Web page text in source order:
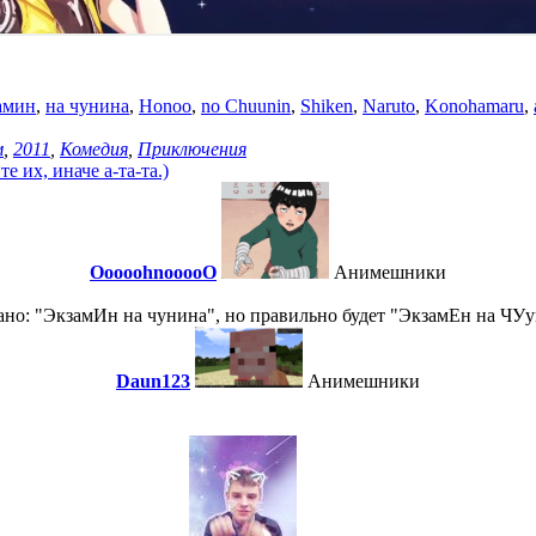
, на чунина, Honoo, no Chuunin, Shiken, Naruto, Konohamaru,
2011 Комедия Приключения
их, иначе а-та-та.)
OoooohnooooO Анимешники
"ЭкзамИн на чунина", но правильно будет "ЭкзамЕн на
Daun123 Анимешники